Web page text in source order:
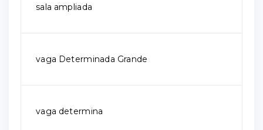
sala ampliada
vaga Determinada Grande
vaga determina